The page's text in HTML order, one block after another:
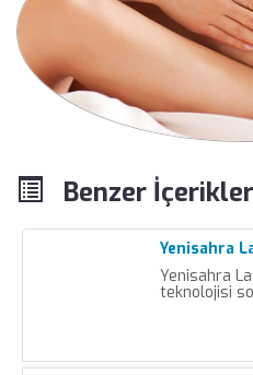
Benzer İçerikler
Yenisahra
Yenisahra
teknolojisi